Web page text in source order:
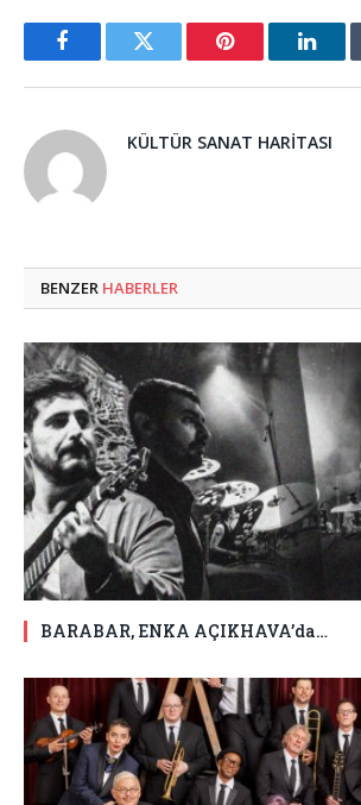
FacebookTwitter Pinterest
KÜLTÜR SANAT HARITASI
BENZER HABERLER
BARABAR, ENKA AÇIKHAVA’da…